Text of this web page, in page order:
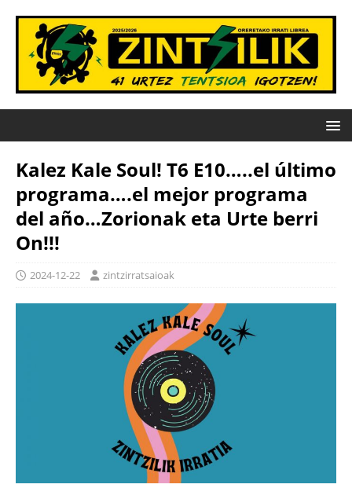
Kalez Kale Soul! T6 E10…..el último
programa….el mejor programa
del año…Zorionak eta Urte berri
On!!!
2024-12-22 zintzirratsaioak